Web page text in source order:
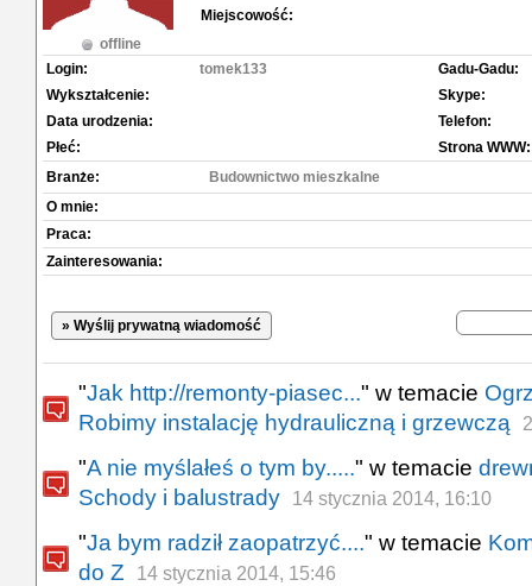
offline
Miejscowość:
Login:
tomek133
Wykształcenie:
Data urodzenia:
Płeć:
Gadu-Gadu:
Skype:
Telefon:
Strona WWW:
Branże:
Budownictwo mieszkalne
O mnie:
Praca:
Zainteresowania:
» Wyślij prywatną wiadomość
"Jak http://remonty-piasec..." w temacie
Robimy instalację hydrauliczną i grzewczą
"A nie myślałeś o tym by....." w temacie
Schody i balustrady
14 stycznia 2014, 16:10
"Ja bym radził zaopatrzyć...." w temacie
do Z
14 stycznia 2014, 15:46